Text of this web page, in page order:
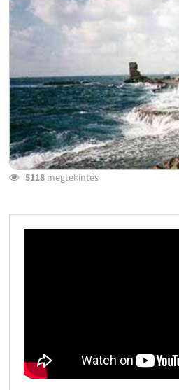
5118megtekintés